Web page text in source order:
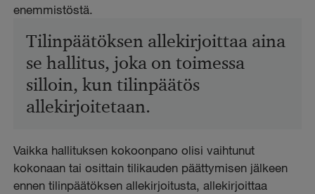
enemmistöstä.
Tilinpäätöksen allekirjoittaa aina
se hallitus, joka on toimessa
silloin, kun tilinpäätös
allekirjoitetaan.
Vaikka hallituksen kokoonpano olisi vaihtunut
kokonaan tai osittain tilikauden päättymisen jälkeen
ennen tilinpäätöksen allekirjoitusta, allekirjoittaa